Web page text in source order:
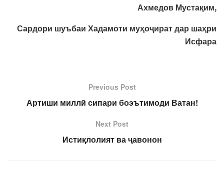
Ахмедов Мустақим,
Сардори шуъбаи Хадамоти муҳоҷират дар шаҳри
Исфара
Previous Post
Артиши миллӣ сипари боэътимоди Ватан!
Next Post
Истиқлолият ва ҷавонон